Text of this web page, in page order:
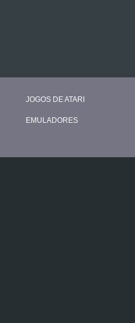
JOGOS DE ATARI
EMULADORES